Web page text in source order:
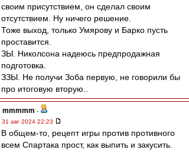
своим присутствием, он сделал своим
отсутствием. Ну ничего решение.
Тоже выход, только Умярову и Барко пусть
проставится.
ЗЫ. Николсона надеюсь предпродажная
подготовка.
ЗЗЫ. Не получи Зоба первую, не говорили бы
про итоговую вторую..
mmmmm -
31 авг 2024 22:23
В общем-то, рецепт игры против противного
всем Спартака прост, как выпить и закусить.